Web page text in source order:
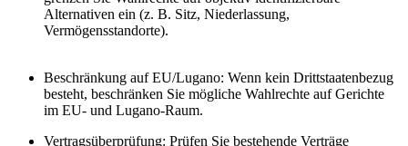
Alternativen ein (z. B. Sitz, Niederlassung,
Vermögensstandorte).
Beschränkung auf EU/Lugano: Wenn kein Drittstaatenbezug
besteht, beschränken Sie mögliche Wahlrechte auf Gerichte
im EU- und Lugano-Raum.
Vertragsüberprüfung: Prüfen Sie bestehende Verträge